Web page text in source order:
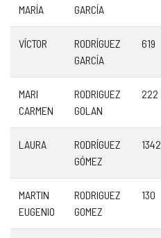
MARÍA GARCÍA
VÍCTOR
RODRÍGUEZ
GARCÍA
619
MARI
CARMEN
RODRIGUEZ
GOLAN
222
LAURA
RODRÍGUEZ
GÓMEZ
1342
MARTIN
EUGENIO
RODRIGUEZ
GOMEZ
130